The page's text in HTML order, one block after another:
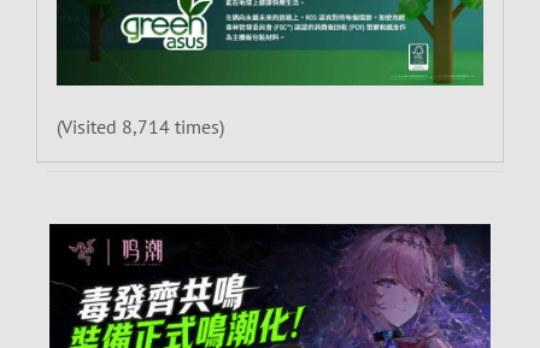
(Visited 8,714 times)